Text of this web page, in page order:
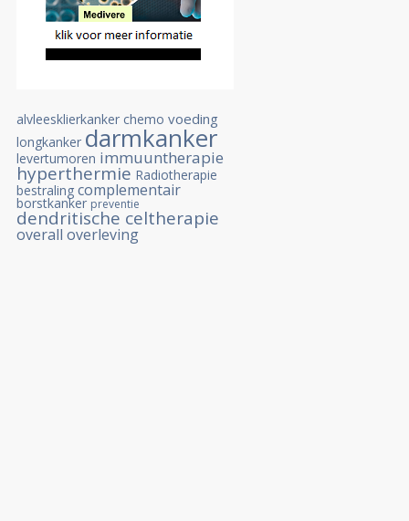
alvleesklierkanker chemo voeding
longkanker darmkanker
levertumoren immuuntherapie
hyperthermie Radiotherapie
bestraling complementair
borstkanker preventie
dendritische celtherapie
overall overleving